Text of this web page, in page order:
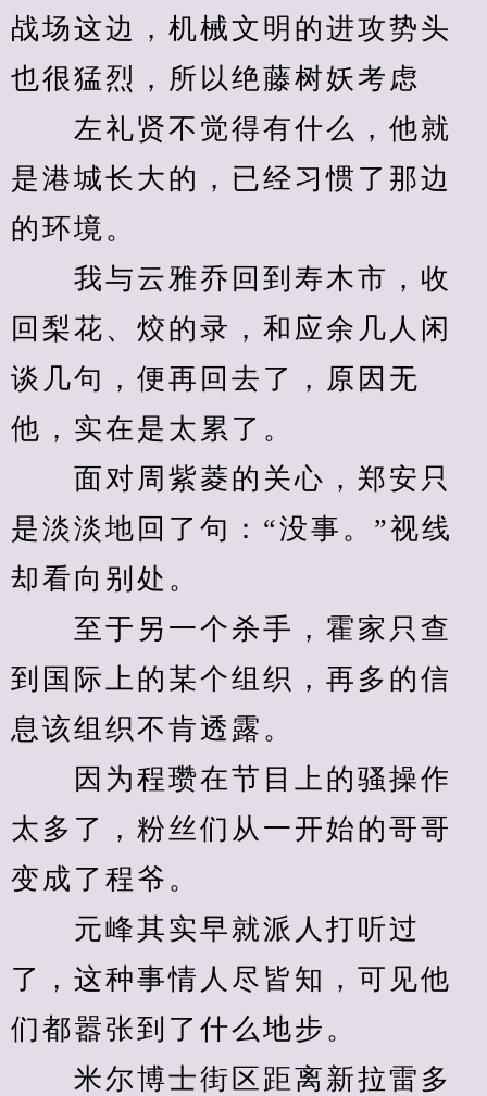
战场这边，机械文明的进攻势头
也很猛烈，所以绝藤树妖考虑
左礼贤不觉得有什么，他就
是港城长大的，已经习惯了那边
的环境。
我与云雅乔回到寿木市，收
回梨花、烄的录，和应余几人闲
谈几句，便再回去了，原因无
他，实在是太累了。
面对周紫菱的关心，郑安只
是淡淡地回了句：“没事。”视线
却看向别处。
至于另一个杀手，霍家只查
到国际上的某个组织，再多的信
息该组织不肯透露。
因为程瓒在节目上的骚操作
太多了，粉丝们从一开始的哥哥
变成了程爷。
元峰其实早就派人打听过
了，这种事情人尽皆知，可见他
们都嚣张到了什么地步。
米尔博士街区距离新拉雷多